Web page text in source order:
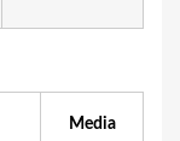
Media